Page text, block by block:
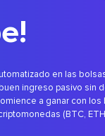
en las
ingreso pasivo sin
a ganar con
(BTC,